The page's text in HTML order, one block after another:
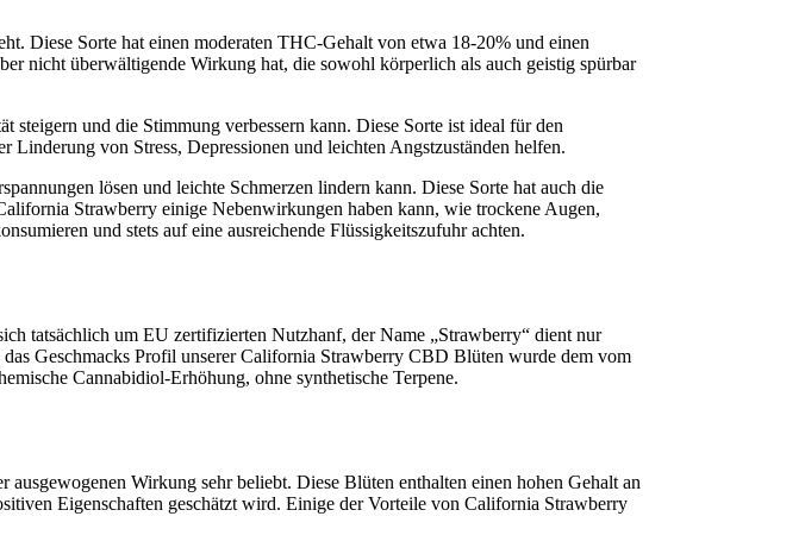
Diese Sorte hat einen moderaten THC-Gehalt von etwa 18-20% und einen
nicht überwältigende Wirkung hat, die sowohl körperlich als auch geistig spürbar
und die Stimmung verbessern kann. Diese Sorte ist ideal für den
von Stress, Depressionen und leichten Angstzuständen helfen.
lösen und leichte Schmerzen lindern kann. Diese Sorte hat auch die
Strawberry einige Nebenwirkungen haben kann, wie trockene Augen,
und stets auf eine ausreichende Flüssigkeitszufuhr achten.
tatsächlich um EU zertifizierten Nutzhanf, der Name „Strawberry“ dient nur
Geschmacks Profil unserer California Strawberry CBD Blüten wurde dem vom
Cannabidiol-Erhöhung, ohne synthetische Terpene.
Wirkung sehr beliebt. Diese Blüten enthalten einen hohen Gehalt an
Eigenschaften geschätzt wird. Einige der Vorteile von California Strawberry